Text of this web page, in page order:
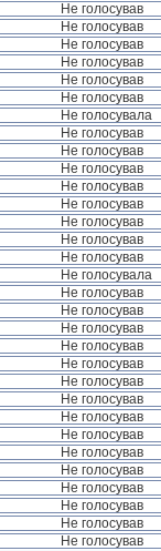
Не голосував
Не голосував
Не голосував
Не голосував
Не голосував
Не голосував
Не голосувала
Не голосував
Не голосував
Не голосував
Не голосував
Не голосував
Не голосував
Не голосував
Не голосував
Не голосувала
Не голосував
Не голосував
Не голосував
Не голосував
Не голосував
Не голосував
Не голосував
Не голосував
Не голосував
Не голосував
Не голосував
Не голосував
Не голосував
Не голосував
Не голосував